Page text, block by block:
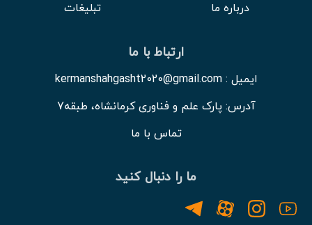
درباره ما
تبلیغات
ارتباط با ما
ایمیل : kermanshahgasht2020@gmail.com
آدرس: پارک علم و فناوری کرمانشاه، طبقه7
تماس با ما
ما را دنبال کنید